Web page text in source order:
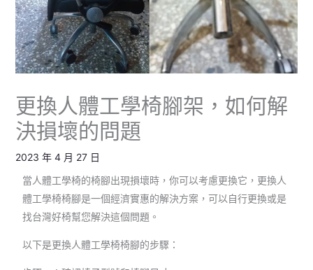
更換人體工學椅腳架，如何解
決損壞的問題
2023 年 4 月 27 日
當人體工學椅的椅腳出現損壞時，你可以考慮更換它，更換人
體工學椅椅腳是一個經濟實惠的解決方案，可以自行更換或是
找台灣好椅幫您解決這個問題。
以下是更換人體工學椅椅腳的步驟：